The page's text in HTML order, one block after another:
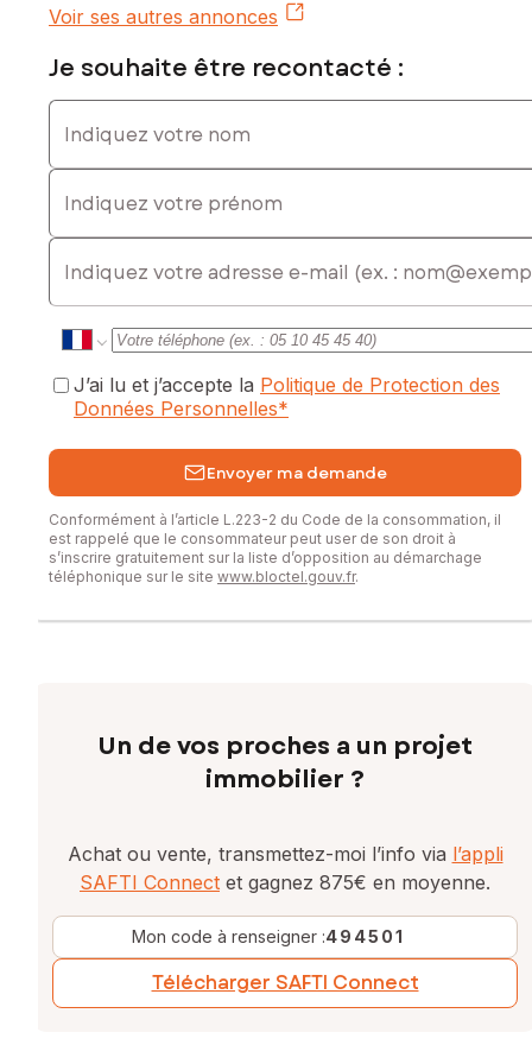
Voir ses autres annonces
Je souhaite être recontacté :
Indiquez votre nom
Indiquez votre prénom
E-mail
J’ai lu et j’accepte la Politique de Protection des
Données Personnelles*
Envoyer ma demande
Conformément à l’article L.223-2 du Code de la consommation, il
est rappelé que le consommateur peut user de son droit à
s’inscrire gratuitement sur la liste d’opposition au démarchage
téléphonique sur le site www.bloctel.gouv.fr.
Un de vos proches a un projet
immobilier ?
Achat ou vente, transmettez-moi l’info via l’appli
SAFTI Connect et gagnez 875€ en moyenne.
Mon code à renseigner :494501
Télécharger SAFTI Connect